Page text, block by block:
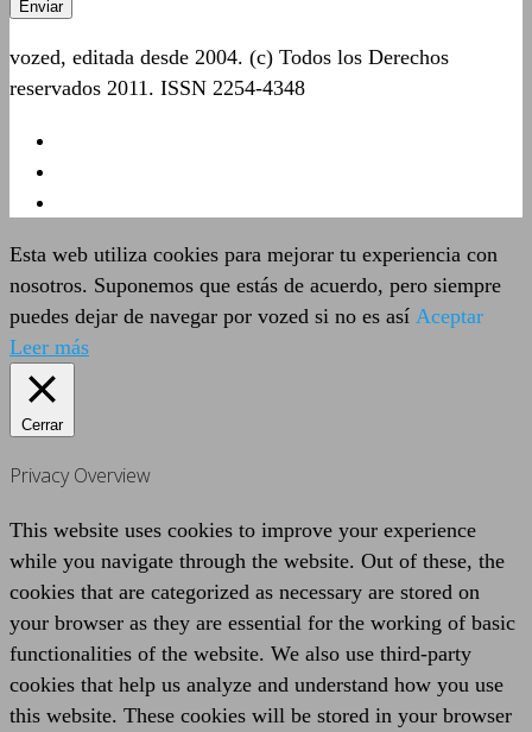
vozed, editada desde 2004. (c) Todos los Derechos
reservados 2011. ISSN 2254-4348
Esta web utiliza cookies para mejorar tu experiencia con
nosotros. Suponemos que estás de acuerdo, pero siempre
puedes dejar de navegar por vozed si no es así Aceptar
Leer más
Cerrar
Privacy Overview
This website uses cookies to improve your experience
while you navigate through the website. Out of these, the
cookies that are categorized as necessary are stored on
your browser as they are essential for the working of basic
functionalities of the website. We also use third-party
cookies that help us analyze and understand how you use
this website. These cookies will be stored in your browser